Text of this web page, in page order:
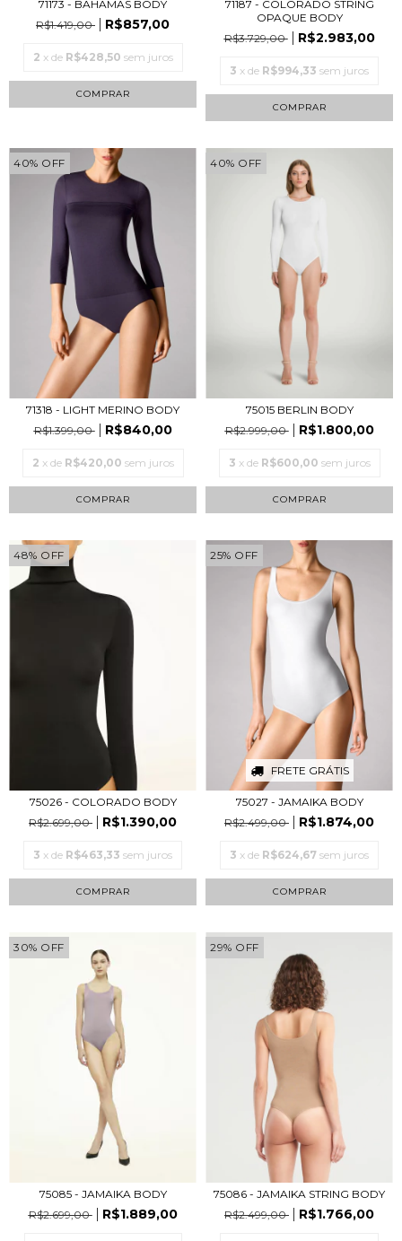
71173 - BAHAMAS BODY
R$1.419,00
R$857,00
2 x de R$428,50 sem juros
COMPRAR
71187 - COLORADO STRING
OPAQUE BODY
R$3.729,00
R$2.983,00
3 x de R$994,33 sem juros
COMPRAR
40% OFF
71318 - LIGHT MERINO BODY
R$1.399,00
R$840,00
2 x de R$420,00 sem juros
COMPRAR
40% OFF
75015 BERLIN BODY
R$2.999,00
R$1.800,00
3 x de R$600,00 sem juros
COMPRAR
48% OFF
75026 - COLORADO BODY
R$2.699,00
R$1.390,00
3 x de R$463,33 sem juros
COMPRAR
25% OFF
FRETE GRÁTIS
75027 - JAMAIKA BODY
R$2.499,00
R$1.874,00
3 x de R$624,67 sem juros
COMPRAR
30% OFF
75085 - JAMAIKA BODY
R$2.699,00
R$1.889,00
29% OFF
75086 - JAMAIKA STRING BODY
R$2.499,00
R$1.766,00